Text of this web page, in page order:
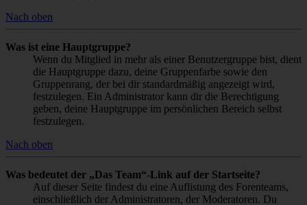
Nach oben
Was ist eine Hauptgruppe?
Wenn du Mitglied in mehr als einer Benutzergruppe bist, dient
die Hauptgruppe dazu, deine Gruppenfarbe sowie den
Gruppenrang, der bei dir standardmäßig angezeigt wird,
festzulegen. Ein Administrator kann dir die Berechtigung
geben, deine Hauptgruppe im persönlichen Bereich selbst
festzulegen.
Nach oben
Was bedeutet der „Das Team“-Link auf der Startseite?
Auf dieser Seite findest du eine Auflistung des Forenteams,
einschließlich der Administratoren, der Moderatoren. Du